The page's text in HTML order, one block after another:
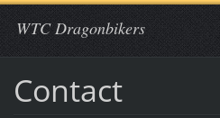
WTC Dragonbikers
Contact